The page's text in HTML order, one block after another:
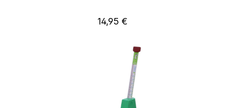
Regulärer Preis:
14,95 €